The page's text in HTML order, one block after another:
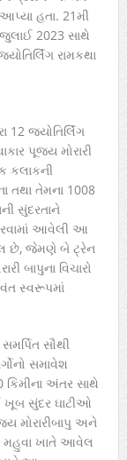
હતા. 21મી
2023 સાથે
રામકથા
12 જ્યોતિર્લિંગ
પૂજ્ય મોરારી
કલાકની
તથા તેમના 1008
સુંદરતાને
આવેલી આ
છે, જેમણે બે ટ્રેન
બાપુના વિચારો
સ્વરૂપમાં
સૌથી
સમાવેશ
અંતર સાથે
ખૂબ સુંદર ઘાટીઓ
મોરારીબાપુ અને
મહુવા ખાતે આવેલ